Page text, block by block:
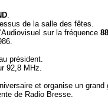
.
de la salle des fêtes.
sur la fréquence
président.
92,8 MHz.
et organise un
de Radio Bresse.